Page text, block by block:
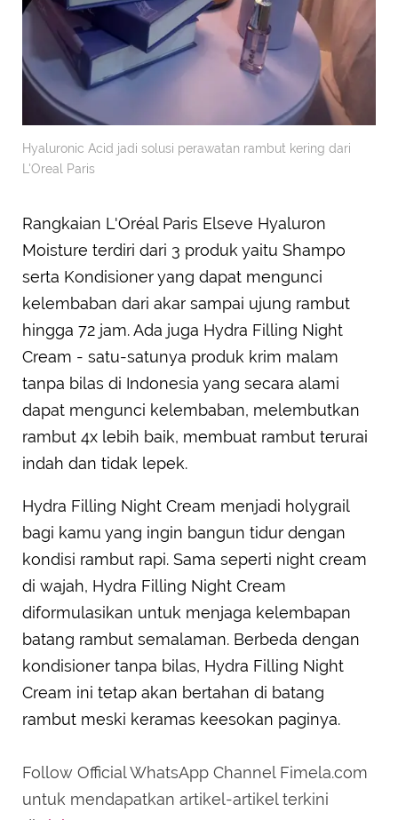
Hyaluronic Acid jadi solusi perawatan rambut kering dari
L'Oreal Paris
Rangkaian L'Oréal Paris Elseve Hyaluron
Moisture terdiri dari 3 produk yaitu Shampo
serta Kondisioner yang dapat mengunci
kelembaban dari akar sampai ujung rambut
hingga 72 jam. Ada juga Hydra Filling Night
Cream - satu-satunya produk krim malam
tanpa bilas di Indonesia yang secara alami
dapat mengunci kelembaban, melembutkan
rambut 4x lebih baik, membuat rambut terurai
indah dan tidak lepek.
Hydra Filling Night Cream menjadi holygrail
bagi kamu yang ingin bangun tidur dengan
kondisi rambut rapi. Sama seperti night cream
di wajah, Hydra Filling Night Cream
diformulasikan untuk menjaga kelembapan
batang rambut semalaman. Berbeda dengan
kondisioner tanpa bilas, Hydra Filling Night
Cream ini tetap akan bertahan di batang
rambut meski keramas keesokan paginya.
Follow Official WhatsApp Channel Fimela.com
untuk mendapatkan artikel-artikel terkini